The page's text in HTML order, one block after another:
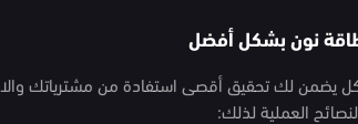
نون بشكل أفضل
يضمن لك تحقيق أقصى استفادة من مشترياتك
العملية لذلك: